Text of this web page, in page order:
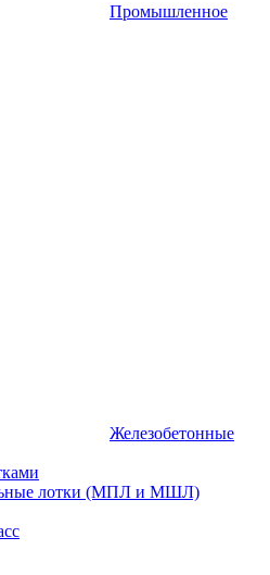
Промышленное
Железобетонные
лотки (МПЛ и МШЛ)